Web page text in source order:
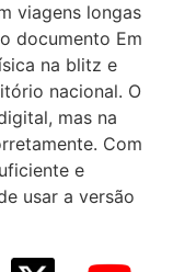
viagens longas
documento Em
na blitz e
nacional. O
mas na
Com
e
usar a versão